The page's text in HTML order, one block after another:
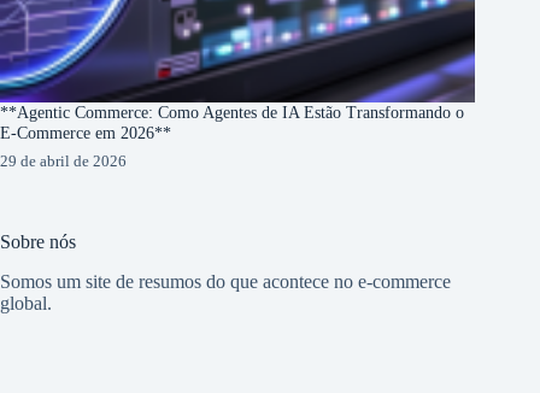
**Agentic Commerce: Como Agentes de IA Estão Transformando o
E-Commerce em 2026**
29 de abril de 2026
Sobre nós
Somos um site de resumos do que acontece no e-commerce
global.